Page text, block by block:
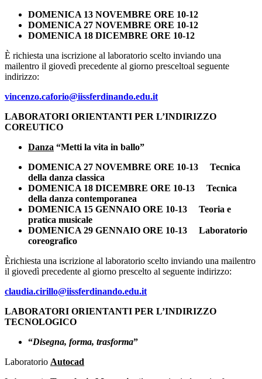
DOMENICA 13 NOVEMBRE ORE 10-12
DOMENICA 27 NOVEMBRE ORE 10-12
DOMENICA 18 DICEMBRE ORE 10-12
È richiesta una iscrizione al laboratorio scelto inviando una
mailentro il giovedì precedente al giorno presceltoal seguente
indirizzo:
vincenzo.caforio@iissferdinando.edu.it
LABORATORI ORIENTANTI PER L’INDIRIZZO
COREUTICO
Danza “Metti la vita in ballo”
DOMENICA 27 NOVEMBRE ORE 10-13 Tecnica
della danza classica
DOMENICA 18 DICEMBRE ORE 10-13 Tecnica
della danza contemporanea
DOMENICA 15 GENNAIO ORE 10-13 Teoria e
pratica musicale
DOMENICA 29 GENNAIO ORE 10-13 Laboratorio
coreografico
Èrichiesta una iscrizione al laboratorio scelto inviando una mailentro
il giovedì precedente al giorno prescelto al seguente indirizzo:
claudia.cirillo@iissferdinando.edu.it
LABORATORI ORIENTANTI PER L’INDIRIZZO
TECNOLOGICO
“Disegna, forma, trasforma”
Laboratorio Autocad